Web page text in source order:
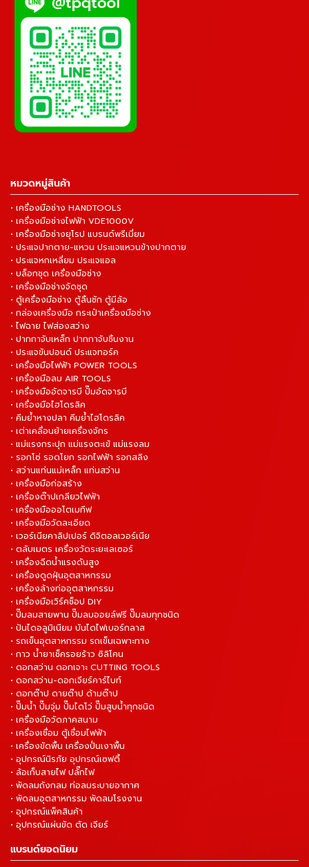
หมวดหมู่สินค้า
• เครื่องมือช่าง HANDTOOLS
• เครื่องมือช่างไฟฟ้า VDE1000V
• เครื่องมือช่างยุโรป แบรนด์พรีเมี่ยม
• ประแจปากตาย-แหวน ประแจแหวนข้างปากตาย
• ประแจหกเหลี่ยม ประแจแอล
• บล็อกชุด เครื่องมือช่าง
• เครื่องมือช่างจัดชุด
• ตู้เครื่องมือช่าง ตู้ลิ้นชัก ตู้มีล้อ
• กล่องเครื่องมือ กระเป๋าเครื่องมือช่าง
• ไฟฉาย ไฟส่องสว่าง
• ปากกาจับเหล็ก ปากกาจับชิ้นงาน
• ประแจขันปอนด์ ประแจทอร์ค
• เครื่องมือไฟฟ้า POWER TOOLS
• เครื่องมือลม AIR TOOLS
• เครื่องมืออัดจารบี ปั๊มอัดจารบี
• เครื่องมือไฮโดรลิค
• คีมย้ำหางปลา คีมย้ำไฮโดรลิค
• เต่าเคลื่อนย้ายเครื่องจักร
• แม่แรงกระปุก แม่แรงตะเข้ แม่แรงลม
• รอกโซ่ รอดโยก รอกไฟฟ้า รอกสลิง
• สว่านแท่นแม่เหล็ก แท่นสว่าน
• เครื่องมือก่อสร้าง
• เครื่องต๊าปเกลียวไฟฟ้า
• เครื่องมือออโตเมทีฟ
• เครื่องมือวัดละเอียด
• เวอร์เนียคาลิปเปอร์ ดิจิตอลเวอร์เนีย
• ตลับเมตร เครื่องวัดระยะเลเซอร์
• เครื่องฉีดน้ำแรงดันสูง
• เครื่องดูดฝุ่นอุตสาหกรรม
• เครื่องล้างท่ออุตสาหกรรม
• เครื่องมือเวิร์คช็อป DIY
• ปั๊มลมสายพาน ปั๊มลมออยล์ฟรี ปั๊มลมทุกชนิด
• ปันไดอลูมิเนียม บันไดไฟเบอร์กลาส
• รถเข็นอุตสาหกรรม รถเข็นเฉพาะทาง
• กาว น้ำยาเช็ครอยร้าว ซิลิโคน
• ดอกสว่าน ดอกเจาะ CUTTING TOOLS
• ดอกสว่าน-ดอกเจียร์คาร์ไบท์
• ดอกต๊าป ดายต๊าป ด้ามต๊าป
• ปั๊มน้ำ ปั๊มจุ่ม ปั๊มไดโว่ ปั๊มสูบน้ำทุกชนิด
• เครื่องมือวัดภาคสนาม
• เครื่องเชื่อม ตู้เชื่อมไฟฟ้า
• เครื่องขัดพื้น เครื่องปั่นเงาพื้น
• อุปกรณ์นิรภัย อุปกรณ์เซฟตี้
• ล้อเก็บสายไฟ ปลั๊กไฟ
• พัดลมถังกลม ท่อลมระบายอากาศ
• พัดลมอุตสาหกรรม พัดลมโรงงาน
• อุปกรณ์แพ็คสินค้า
• อุปกรณ์แผ่นขัด ตัด เจียร์
แบรนด์ยอดนิยม